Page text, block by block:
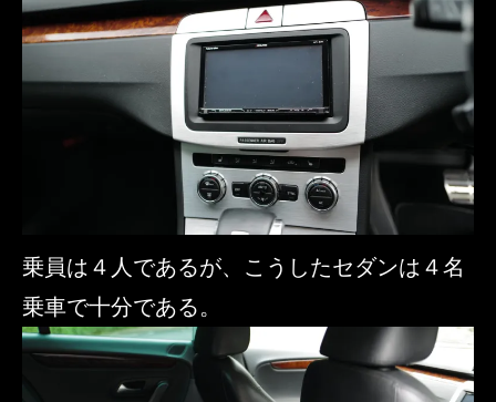
乗員は４人であるが、こうしたセダンは４名
乗車で十分である。